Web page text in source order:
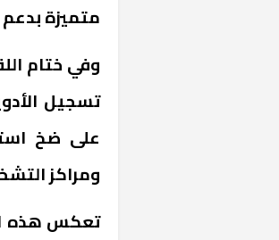
متميزة
وفي ختام
تسجيل
على ضخ
ومراكز
تعكس هذه